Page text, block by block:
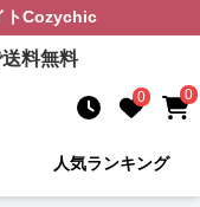
Cozychic
料無料
0 0
人気ランキング